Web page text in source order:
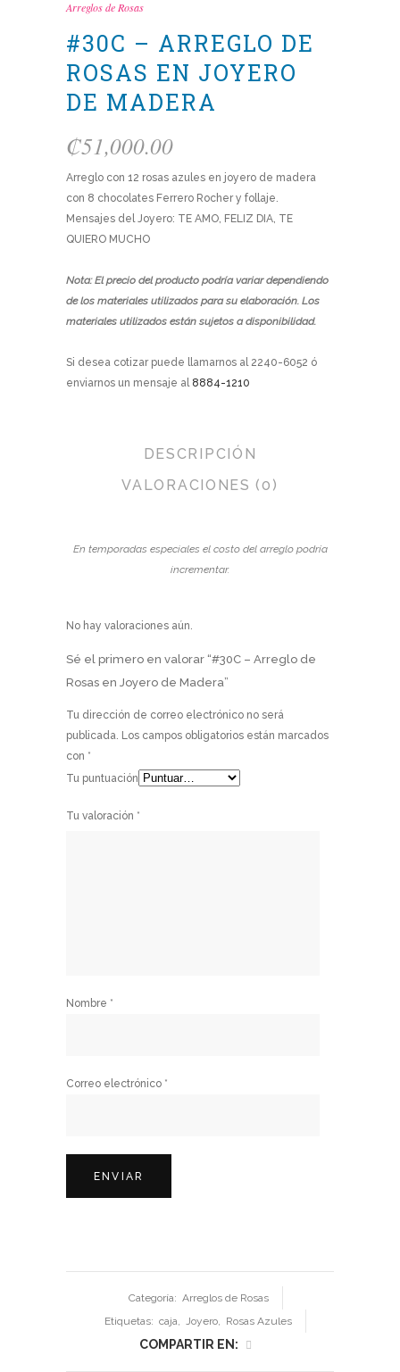
Arreglos de Rosas
#30C – ARREGLO DE
ROSAS EN JOYERO
DE MADERA
₡51,000.00
Arreglo con 12 rosas azules en joyero de madera
con 8 chocolates Ferrero Rocher y follaje.
Mensajes del Joyero: TE AMO, FELIZ DIA, TE
QUIERO MUCHO
Nota: El precio del producto podría variar dependiendo
de los materiales utilizados para su elaboración. Los
materiales utilizados están sujetos a disponibilidad.
Si desea cotizar puede llamarnos al 2240-6052 ó
enviarnos un mensaje al 8884-1210
DESCRIPCIÓN
VALORACIONES (0)
En temporadas especiales el costo del arreglo podría
incrementar.
No hay valoraciones aún.
Sé el primero en valorar “#30C – Arreglo de
Rosas en Joyero de Madera”
Tu dirección de correo electrónico no será
publicada. Los campos obligatorios están marcados
con *
Tu puntuación
Tu valoración *
Nombre *
Correo electrónico *
Categoría: Arreglos de Rosas
Etiquetas: caja, Joyero, Rosas Azules
COMPARTIR EN: